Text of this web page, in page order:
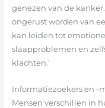
genezen van de
ongerust worden van
kan leiden tot
slaapproblemen en
klachten.’
Informatiezoekers en -
Mensen verschillen in